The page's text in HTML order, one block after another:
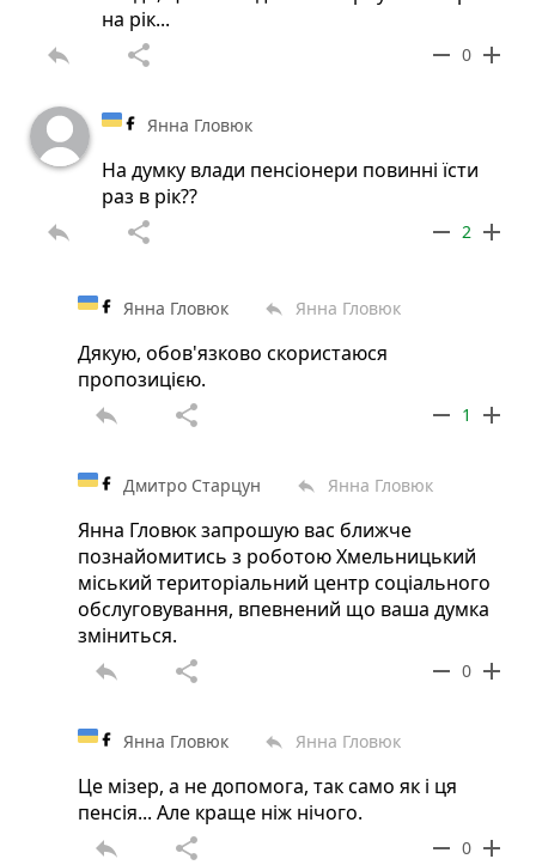
на рік...
reply share remove 0 add
Янна Гловюк
На думку влади пенсіонери повинні їсти
раз в рік??
reply share remove 2 add
Янна Гловюк reply Янна Гловюк
Дякую, обов'язково скористаюся
пропозицією.
reply share remove 1 add
Дмитро Старцун reply Янна Гловюк
Янна Гловюк запрошую вас ближче
познайомитись з роботою Хмельницький
міський територіальний центр соціального
обслуговування, впевнений що ваша думка
зміниться.
reply share remove 0 add
Янна Гловюк reply Янна Гловюк
Це мізер, а не допомога, так само як і ця
пенсія... Але краще ніж нічого.
reply share remove 0 add